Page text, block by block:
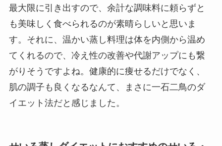
最大限に引き出すので、余計な調味料に頼らずと
も美味しく食べられるのが素晴らしいと思いま
す。それに、温かい蒸し料理は体を内側から温め
てくれるので、冷え性の改善や代謝アップにも繋
がりそうですよね。健康的に痩せるだけでなく、
肌の調子も良くなるなんて、まさに一石二鳥のダ
イエット法だと感じました。